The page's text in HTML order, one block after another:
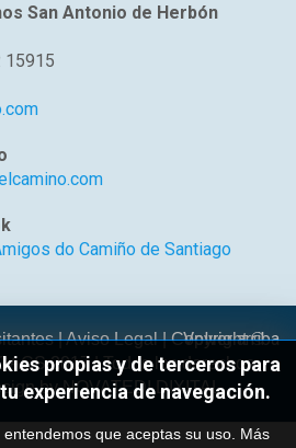
San Antonio de Herbón
15915
do Camiño de Santiago
Volver arriba
|Aviso Legal| Copyright ©
2017 | Todos los derechos
byNOVATEDI DIXITAL
propias y de terceros para
experiencia de navegación.
que aceptas su uso. Más